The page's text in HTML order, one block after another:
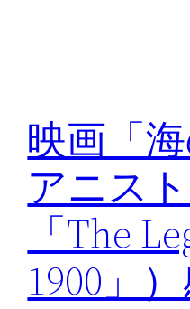
映画「
アニス
「The
1900」